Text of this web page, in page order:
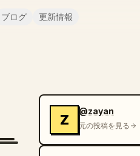
ブログ 更新情報
Z
@zayan
元の投稿を見る